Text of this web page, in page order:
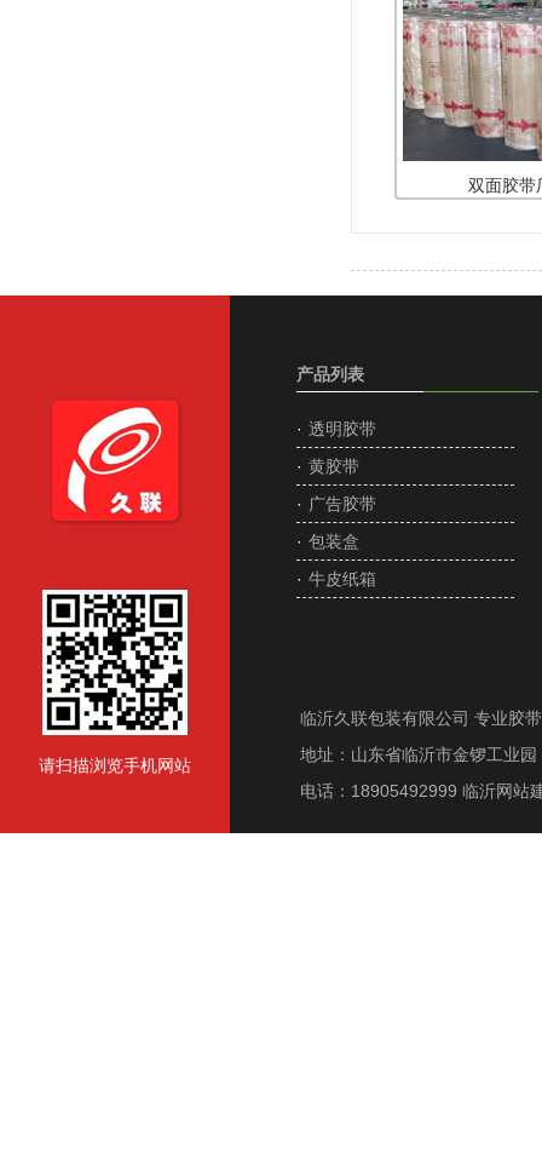
双面胶带
请扫描浏览手机网站
产品列表
· 透明胶带
· 黄胶带
· 广告胶带
· 包装盒
· 牛皮纸箱
临沂久联包装有限公司 专业胶
地址：山东省临沂市金锣工业
电话：18905492999 临沂网站